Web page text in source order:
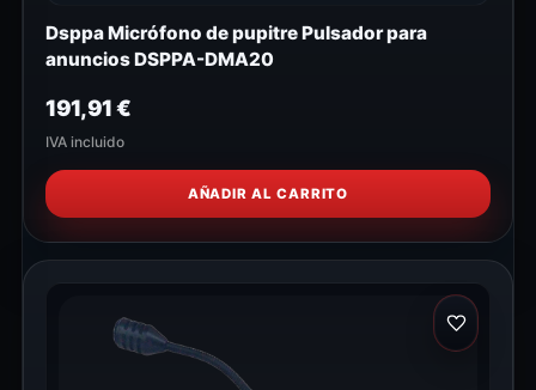
Dsppa Micrófono de pupitre Pulsador para
anuncios DSPPA-DMA20
191,91€
IVA incluido
AÑADIR AL CARRITO